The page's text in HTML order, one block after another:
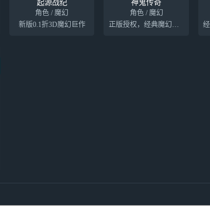
起源战纪
角色 / 魔幻
新版0.1折3D魔幻巨作
神鬼传奇
角色 / 魔幻
正版授权，经典魔幻探险手游巨作